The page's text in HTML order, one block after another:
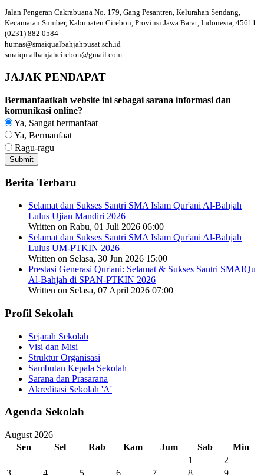
Jalan Pengeran Cakrabuana No. 179, Gang Pesantren, Kelurahan Sendang,
Kecamatan Sumber, Kabupaten Cirebon, Provinsi Jawa Barat, Indonesia, 45611
(0231) 882 0584
humas@smaiqualbahjahpusat.sch.id
smaiqu.albahjahcirebon@gmail.com
JAJAK PENDAPAT
Bermanfaatkah website ini sebagai sarana informasi dan
komunikasi online?
Ya, Sangat bermanfaat
Ya, Bermanfaat
Ragu-ragu
Berita Terbaru
Selamat dan Sukses Santri SMA Islam Qur'ani Al-Bahjah
Lulus Ujian Mandiri 2026
Written on Rabu, 01 Juli 2026 06:00
Selamat dan Sukses Santri SMA Islam Qur'ani Al-Bahjah
Lulus UM-PTKIN 2026
Written on Selasa, 30 Jun 2026 15:00
Prestasi Generasi Qur'ani: Selamat & Sukses Santri SMAIQu
Al-Bahjah di SPAN-PTKIN 2026
Written on Selasa, 07 April 2026 07:00
Profil Sekolah
Sejarah Sekolah
Visi dan Misi
Struktur Organisasi
Sambutan Kepala Sekolah
Sarana dan Prasarana
Akreditasi Sekolah 'A'
Agenda Sekolah
August 2026
Sen
Sel Rab Kam Jum Sab
Min
1
2
3
4 5 6 7 8 9